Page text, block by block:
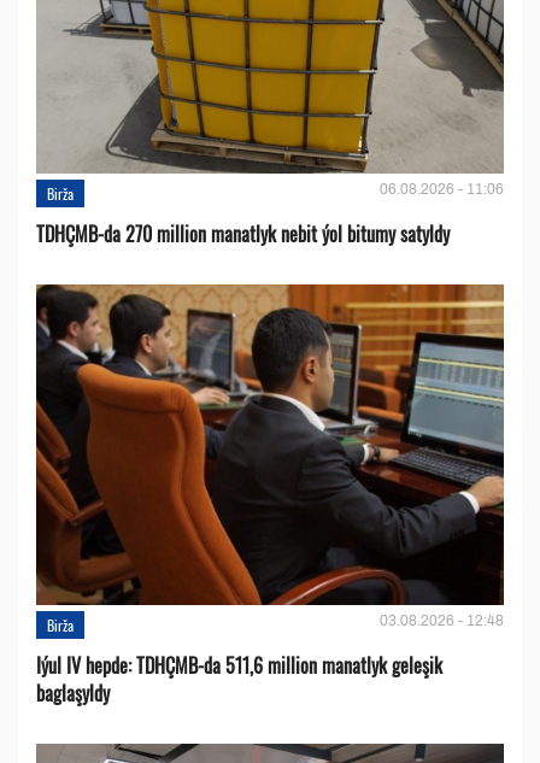
Birža 06.08.2026 - 11:06
TDHÇMB-da 270 million manatlyk nebit ýol bitumy satyldy
Birža 03.08.2026 - 12:48
Iýul IV hepde: TDHÇMB-da 511,6 million manatlyk geleşik
baglaşyldy